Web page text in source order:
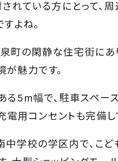
れている方にとって、
すよね。
町の閑静な住宅街にあ
魅力です。
る5m幅で、駐車スペー
電用コンセントも完備し
中学校の学区内で、こ